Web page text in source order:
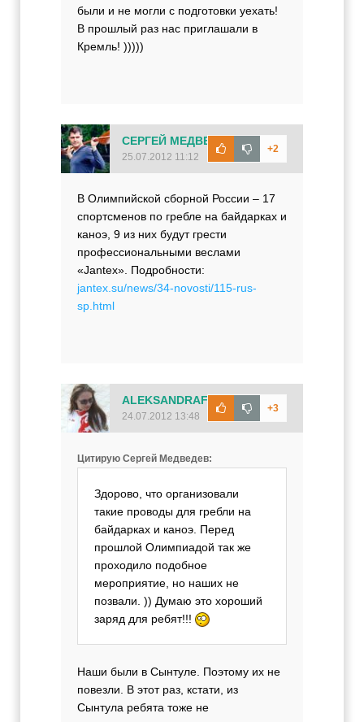
были и не могли с подготовки уехать!
В прошлый раз нас приглашали в
Кремль! )))))
+2
СЕРГЕЙ МЕДВЕДЕВ
25.07.2012 11:12
В Олимпийской сборной России – 17
спортсменов по гребле на байдарках и
каноэ, 9 из них будут грести
профессиональными веслами
«Jantex». Подробности:
jantex.su/news/34-novosti/115-rus-
sp.html
+3
ALEKSANDRAF
24.07.2012 13:48
Цитирую Сергей Медведев:
Здорово, что организовали
такие проводы для гребли на
байдарках и каноэ. Перед
прошлой Олимпиадой так же
проходило подобное
мероприятие, но наших не
позвали. )) Думаю это хороший
заряд для ребят!!!
Наши были в Сынтуле. Поэтому их не
повезли. В этот раз, кстати, из
Сынтула ребята тоже не